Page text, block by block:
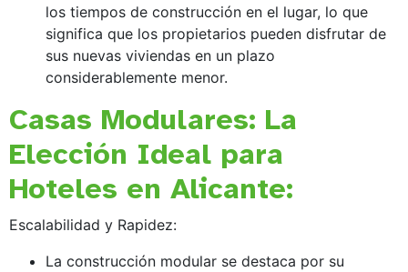
los tiempos de construcción en el lugar, lo que
significa que los propietarios pueden disfrutar de
sus nuevas viviendas en un plazo
considerablemente menor.
Casas Modulares: La
Elección Ideal para
Hoteles en Alicante:
Escalabilidad y Rapidez:
La construcción modular se destaca por su